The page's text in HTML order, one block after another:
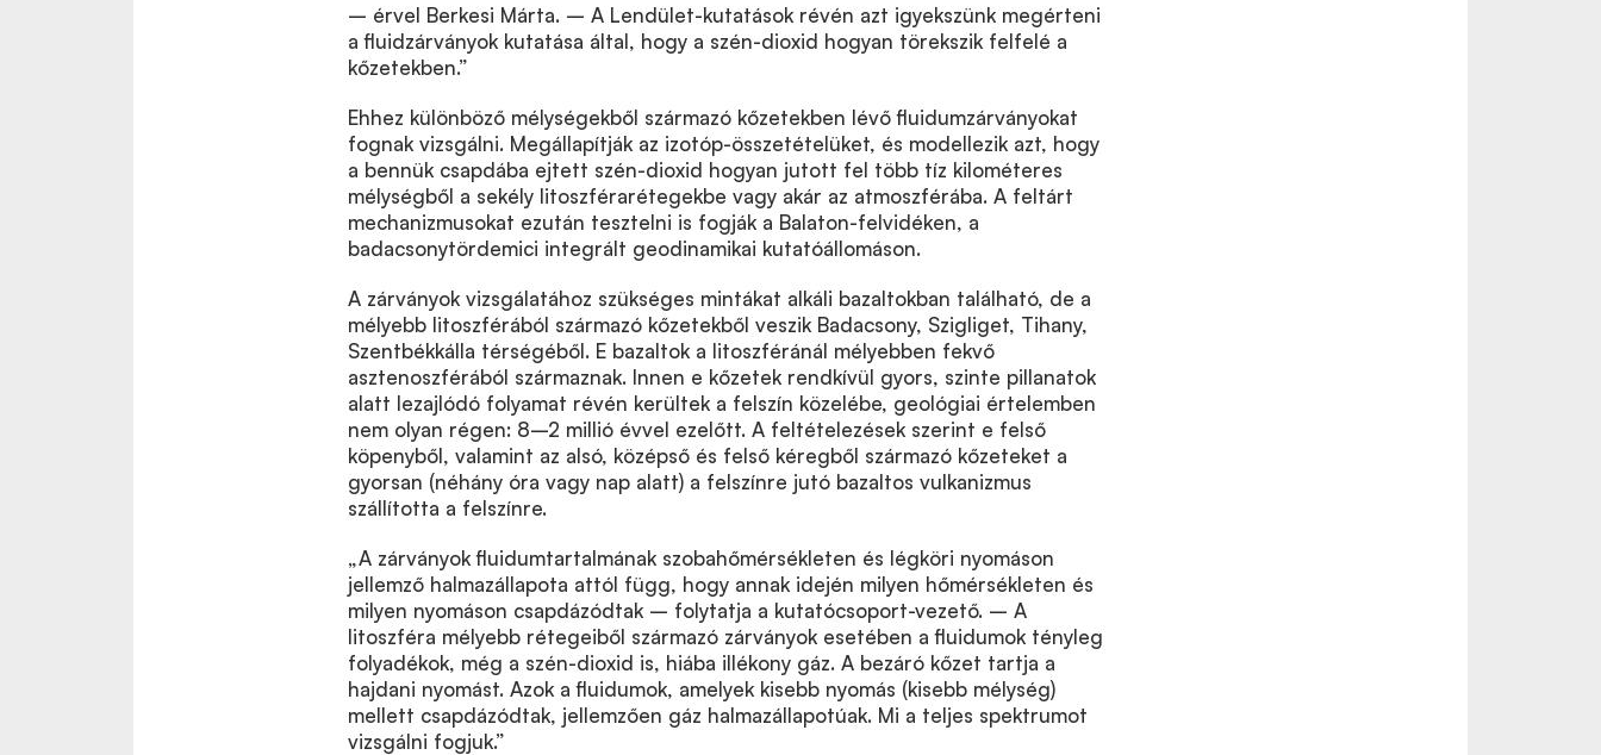
– érvel Berkesi Márta. – A Lendület-kutatások révén azt igyekszünk megérteni
a fluidzárványok kutatása által, hogy a szén-dioxid hogyan törekszik felfelé a
kőzetekben.”
Ehhez különböző mélységekből származó kőzetekben lévő fluidumzárványokat
fognak vizsgálni. Megállapítják az izotóp-összetételüket, és modellezik azt, hogy
a bennük csapdába ejtett szén-dioxid hogyan jutott fel több tíz kilométeres
mélységből a sekély litoszférarétegekbe vagy akár az atmoszférába. A feltárt
mechanizmusokat ezután tesztelni is fogják a Balaton-felvidéken, a
badacsonytördemici integrált geodinamikai kutatóállomáson.
A zárványok vizsgálatához szükséges mintákat alkáli bazaltokban található, de a
mélyebb litoszférából származó kőzetekből veszik Badacsony, Szigliget, Tihany,
Szentbékkálla térségéből. E bazaltok a litoszféránál mélyebben fekvő
asztenoszférából származnak. Innen e kőzetek rendkívül gyors, szinte pillanatok
alatt lezajlódó folyamat révén kerültek a felszín közelébe, geológiai értelemben
nem olyan régen: 8–2 millió évvel ezelőtt. A feltételezések szerint e felső
köpenyből, valamint az alsó, középső és felső kéregből származó kőzeteket a
gyorsan (néhány óra vagy nap alatt) a felszínre jutó bazaltos vulkanizmus
szállította a felszínre.
„A zárványok fluidumtartalmának szobahőmérsékleten és légköri nyomáson
jellemző halmazállapota attól függ, hogy annak idején milyen hőmérsékleten és
milyen nyomáson csapdázódtak – folytatja a kutatócsoport-vezető. – A
litoszféra mélyebb rétegeiből származó zárványok esetében a fluidumok tényleg
folyadékok, még a szén-dioxid is, hiába illékony gáz. A bezáró kőzet tartja a
hajdani nyomást. Azok a fluidumok, amelyek kisebb nyomás (kisebb mélység)
mellett csapdázódtak, jellemzően gáz halmazállapotúak. Mi a teljes spektrumot
vizsgálni fogjuk.”